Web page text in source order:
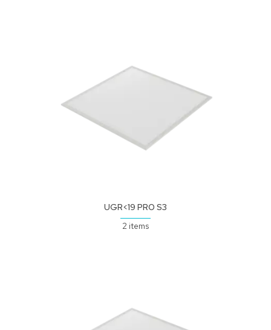
UGR<19 PRO S3
2 items